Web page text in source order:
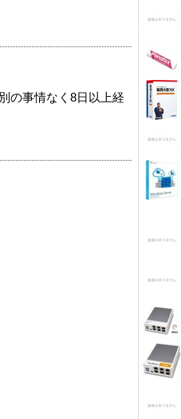
の事情なく8日以上経